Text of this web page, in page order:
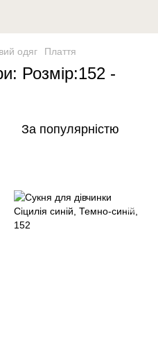
одяг Плаття
Розмір:152 -
За популярністю